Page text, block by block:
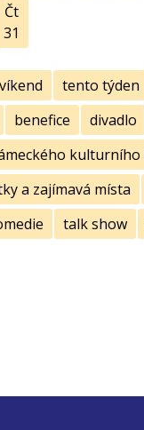
Čt
31
víkend tento týden
benefice divadlo
a zajímavá místa
talk show